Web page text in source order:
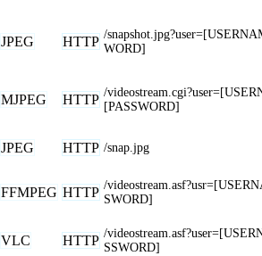
JPEG HTTP /
WORD]
MJPEG HTTP /
[PASSWORD]
JPEG HTTP /snap.jpg
FFMPEG HTTP /
SWORD]
VLC HTTP /
SSWORD]